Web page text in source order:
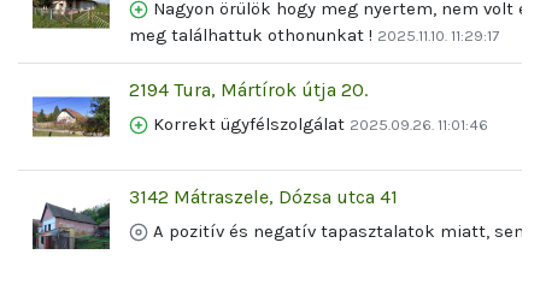
Nagyon örülök hogy meg nyertem, nem volt
meg találhattuk othonunkat ! 2025.11.10. 11:29:17
2194 Tura, Mártírok útja 20.
Korrekt ügyfélszolgálat 2025.09.26. 11:01:46
3142 Mátraszele, Dózsa utca 41
A pozitív és negatív tapasztalatok miatt,